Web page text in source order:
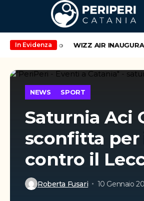
In Evidenza
di maggio WIZZ AIR INAUGURA LA
NEWS SPORT
Saturnia Aci
sconfitta per
contro il
Roberta Fusari 10 Gennaio